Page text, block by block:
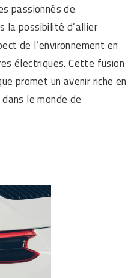
passionnés de
la possibilité d’allier
de l’environnement en
électriques. Cette fusion
promet un avenir riche en
le monde de